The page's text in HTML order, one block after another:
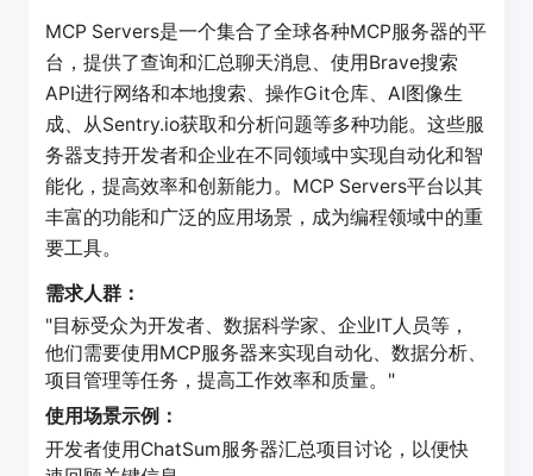
MCP Servers是一个集合了全球各种MCP服务器的平
台，提供了查询和汇总聊天消息、使用Brave搜索
API进行网络和本地搜索、操作Git仓库、AI图像生
成、从Sentry.io获取和分析问题等多种功能。这些服
务器支持开发者和企业在不同领域中实现自动化和智
能化，提高效率和创新能力。MCP Servers平台以其
丰富的功能和广泛的应用场景，成为编程领域中的重
要工具。
需求人群：
"目标受众为开发者、数据科学家、企业IT人员等，
他们需要使用MCP服务器来实现自动化、数据分析、
项目管理等任务，提高工作效率和质量。"
使用场景示例：
开发者使用ChatSum服务器汇总项目讨论，以便快